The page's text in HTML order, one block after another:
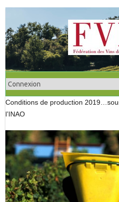
Conditions de production
l’INAO